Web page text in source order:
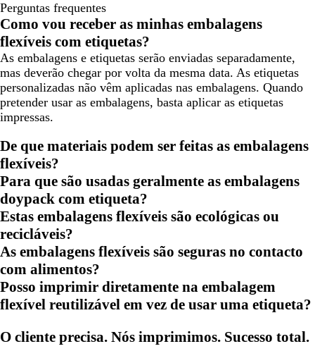
Perguntas frequentes
Como vou receber as minhas embalagens
flexíveis com etiquetas?
As embalagens e etiquetas serão enviadas separadamente,
mas deverão chegar por volta da mesma data. As etiquetas
personalizadas não vêm aplicadas nas embalagens. Quando
pretender usar as embalagens, basta aplicar as etiquetas
impressas.
De que materiais podem ser feitas as embalagens
flexíveis?
Para que são usadas geralmente as embalagens
doypack com etiqueta?
Estas embalagens flexíveis são ecológicas ou
recicláveis?
As embalagens flexíveis são seguras no contacto
com alimentos?
Posso imprimir diretamente na embalagem
flexível reutilizável em vez de usar uma etiqueta?
O cliente precisa. Nós imprimimos. Sucesso total.